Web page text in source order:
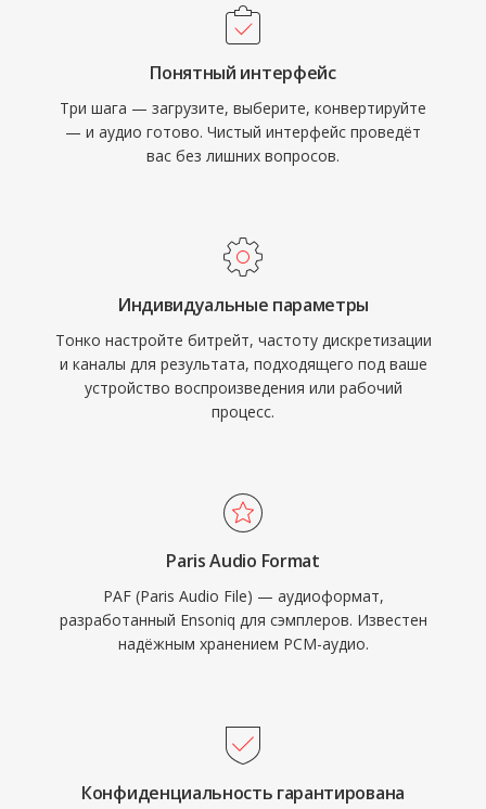
Понятный интерфейс
Три шага — загрузите, выберите, конвертируйте
— и аудио готово. Чистый интерфейс проведёт
вас без лишних вопросов.
Индивидуальные параметры
Тонко настройте битрейт, частоту дискретизации
и каналы для результата, подходящего под ваше
устройство воспроизведения или рабочий
процесс.
Paris Audio Format
PAF (Paris Audio File) — аудиоформат,
разработанный Ensoniq для сэмплеров. Известен
надёжным хранением PCM-аудио.
Конфиденциальность гарантирована